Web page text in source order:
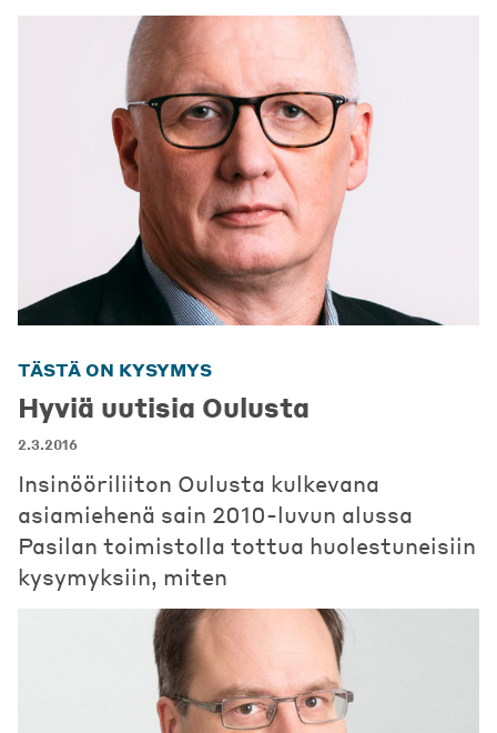
TÄSTÄ ON KYSYMYS
Hyviä uutisia Oulusta
2.3.2016
Insinööriliiton Oulusta kulkevana
asiamiehenä sain 2010-luvun alussa
Pasilan toimistolla tottua huolestuneisiin
kysymyksiin, miten